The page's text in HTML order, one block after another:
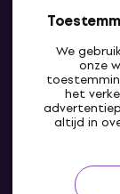
We
onze
het
altijd in